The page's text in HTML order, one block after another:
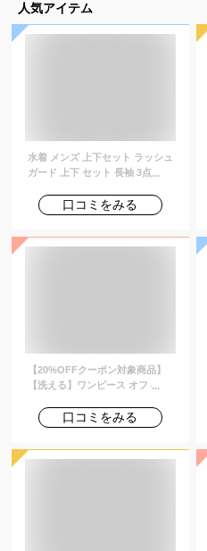
人気アイテム
水着 メンズ 上下セット ラッシュ
ガード 上下 セット 長袖 3点セッ
シャツ レギンス 大きいサイズ 紫
外線対策 体型カバー サーフィン
水浴 サウナ
口コミをみる
【20%OFFクーポン対象商品】
【洗える】ワンピース オフィス
れいめ 通勤 レディース ミセス
50代 40代 30代 ママコーデ 大き
ート ロング マキシワンピ シンプ
口コミをみる